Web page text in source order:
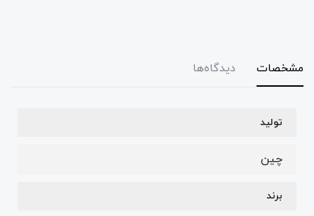
مشخصات دیدگاه‌ها
تولید
چین
برند